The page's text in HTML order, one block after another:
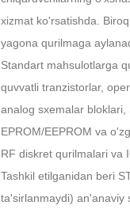
xizmat ko'rsatishda.
yagona qurilmaga
Standart mahsulotlarga
quvvatli tranzistorlar,
analog sxemalar bloklari,
EPROM/EEPROM va
RF diskret qurilmalari va
Tashkil etilganidan beri
ta'sirlanmaydi) an'anaviy